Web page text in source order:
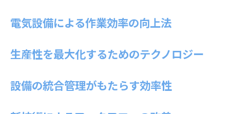
電気設備による作業効率の向上法
生産性を最大化するためのテクノロジー
設備の統合管理がもたらす効率性